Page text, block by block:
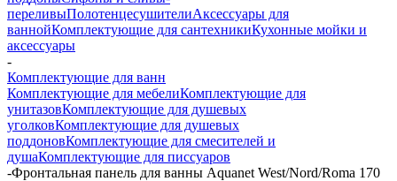
переливыПолотенцесушителиАксессуары для
ваннойКомплектующие для сантехникиКухонные мойки и
аксессуары
-
Комплектующие для ванн
Комплектующие для мебелиКомплектующие для
унитазовКомплектующие для душевых
уголковКомплектующие для душевых
поддоновКомплектующие для смесителей и
душаКомплектующие для писсуаров
-Фронтальная панель для ванны Aquanet West/Nord/Roma 170